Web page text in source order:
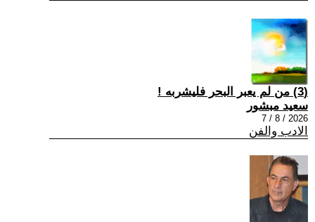
(3) من لم يعبر البحر فليشربه !
سعيد مبشور
2026 / 8 / 7
الادب والفن